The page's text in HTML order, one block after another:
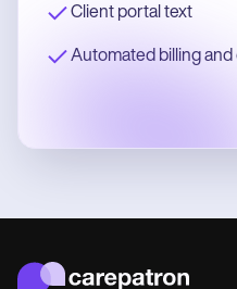
Client portal text
Automated billing